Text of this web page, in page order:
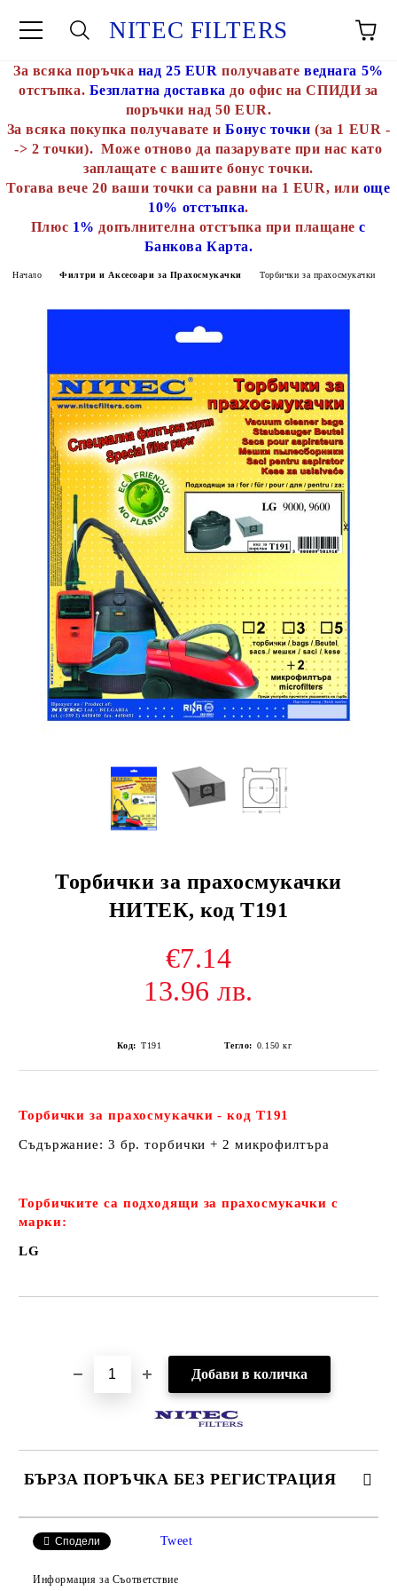
NITEC FILTERS
За всяка поръчка над 25 EUR получавате веднага 5%
отстъпка. Безплатна доставка до офис на СПИДИ за
поръчки над 50 EUR.
За всяка покупка получавате иБонус точки (за 1 EUR -
-> 2 точки). Може отново да пазарувате при нас като
заплащате с вашите бонус точки.
Тогава вече 20 ваши точки са равни на 1 EUR, или още
10% отстъпка.
Плюс 1% допълнителна отстъпка при плащанес
Банкова Карта.
Начало Филтри и Аксесоари за Прахосмукачки Торбички за прахосмукачки
Торбички за прахосмукачки
НИТЕК, код Т191
€7.14
13.96 лв.
Код: Т191 Тегло: 0.150 кг
Торбички за прахосмукачки - код Т191
Съдържание: 3 бр. торбички + 2 микрофилтъра
Торбичките са подходящи за прахосмукачки с
марки:
LG
БЪРЗА ПОРЪЧКА БЕЗ РЕГИСТРАЦИЯ
Сподели
Tweet
Информация за Съответствие